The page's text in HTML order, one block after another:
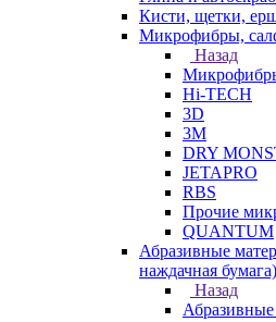
Кисти, щетки,
Микрофибры,
Назад
Hi-TECH
3D
3М
DRY
JETAPRO
RBS
Прочие
QUANTUM
Абразивные
наждачная бумага)
Назад
Абразивные